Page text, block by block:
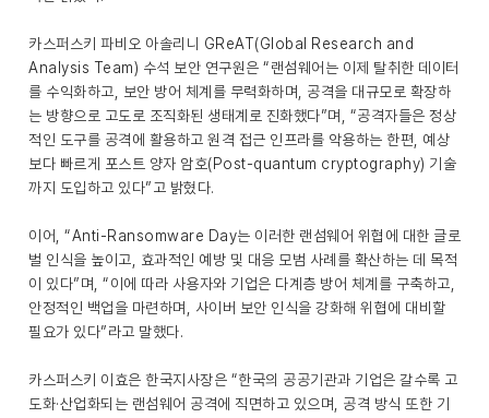
카스퍼스키 파비오 아솔리니 GReAT(Global Research and
Analysis Team) 수석 보안 연구원은 “랜섬웨어는 이제 탈취한 데이터
를 수익화하고, 보안 방어 체계를 무력화하며, 공격을 대규모로 확장하
는 방향으로 고도로 조직화된 생태계로 진화했다”며, “공격자들은 정상
적인 도구를 공격에 활용하고 원격 접근 인프라를 악용하는 한편, 예상
보다 빠르게 포스트 양자 암호(Post-quantum cryptography) 기술
까지 도입하고 있다”고 밝혔다.
이어, “Anti-Ransomware Day는 이러한 랜섬웨어 위협에 대한 글로
벌 인식을 높이고, 효과적인 예방 및 대응 모범 사례를 확산하는 데 목적
이 있다”며, “이에 따라 사용자와 기업은 다계층 방어 체계를 구축하고,
안정적인 백업을 마련하며, 사이버 보안 인식을 강화해 위협에 대비할
필요가 있다”라고 말했다.
카스퍼스키 이효은 한국지사장은 “한국의 공공기관과 기업은 갈수록 고
도화·산업화되는 랜섬웨어 공격에 직면하고 있으며, 공격 방식 또한 기